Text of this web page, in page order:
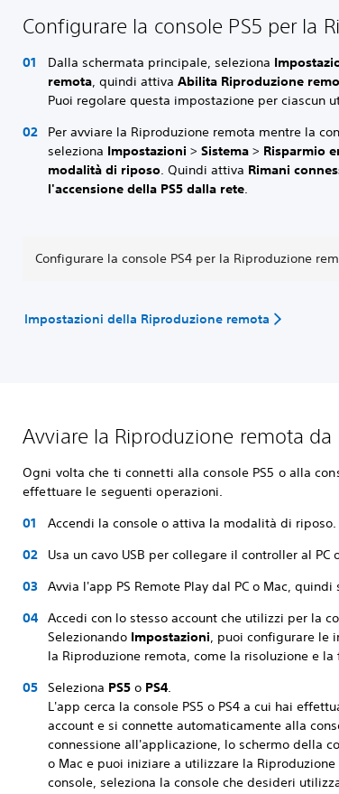
Configurare la console PS5 per la
Dalla schermata principale, seleziona
remota , quindi attivaAbilita Riproduzione
Puoi regolare questa impostazione per ciascun
Per avviare la Riproduzione remota mentre la
seleziona Impostazioni>Sistema> Risparmio
modalità di riposo . Quindi attiva Rimani
l'accensione della PS5 dalla rete
Configurare la console PS4 per la Riproduzione
Impostazioni della Riproduzione remota
Avviare la Riproduzione remota da
Ogni volta che ti connetti alla console PS5 o alla
effettuare le seguenti operazioni.
Accendi la console o attiva la modalità di riposo.
Usa un cavo USB per collegare il controller al PC
Avvia l'app PS Remote Play dal PC o Mac,
Accedi con lo stesso account che utilizzi per la
Selezionando Impostazioni, puoi configurare le
la Riproduzione remota, come la risoluzione e
Seleziona PS5 o PS4.
L'app cerca la console PS5 o PS4 a cui hai
account e si connette automaticamente alla
connessione all'applicazione, lo schermo della
o Mac e puoi iniziare a utilizzare la
console, seleziona la console che desideri